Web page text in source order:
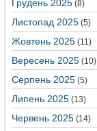
Грудень 2025 (8)
Листопад 2025 (5)
Жовтень 2025 (11)
Вересень 2025 (10)
Серпень 2025 (5)
Липень 2025 (13)
Червень 2025 (14)